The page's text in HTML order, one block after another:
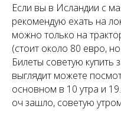
Если вы в Исландии с
рекомендую ехать на
можно только на
(стоит около 80 евро,
Билеты советую купить
выглядит можете
основном в 10 утра и
оч зашло, советую